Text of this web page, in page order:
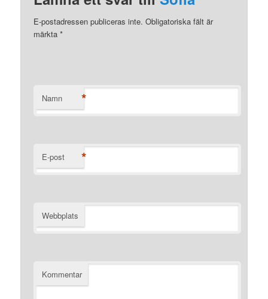
E-postadressen publiceras inte. Obligatoriska fält är
märkta*
Namn *
E-post *
Webbplats
Kommentar